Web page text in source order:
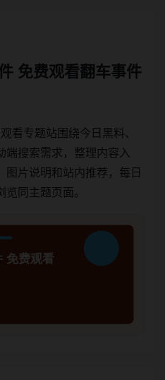
免费观看翻车事件
看专题站围绕今日黑料、
端搜索需求，整理内容入
图片说明和站内推荐，每日
同主题页面。